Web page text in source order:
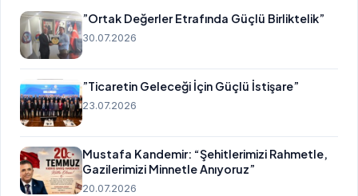
”Ortak Değerler Etrafında Güçlü Birliktelik”
30.07.2026
”Ticaretin Geleceği İçin Güçlü İstişare”
23.07.2026
Mustafa Kandemir: “Şehitlerimizi Rahmetle,
Gazilerimizi Minnetle Anıyoruz”
20.07.2026